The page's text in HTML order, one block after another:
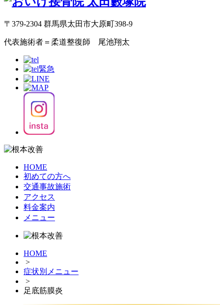
〒379-2304 群馬県太田市大原町398-9
代表施術者＝柔道整復師 尾池翔太
HOME
初めての方へ
交通事故施術
アクセス
料金案内
メニュー
HOME
>
症状別メニュー
>
足底筋膜炎